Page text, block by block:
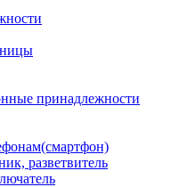
принадлежности
разветвитель